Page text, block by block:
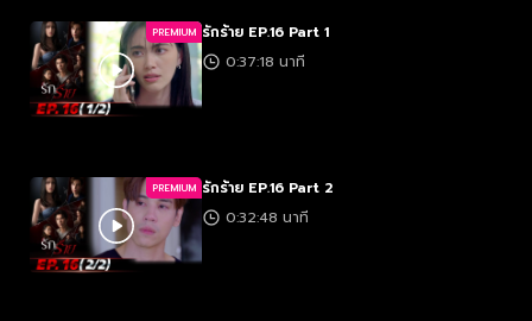
PREMIUM รักร้าย EP.16 Part 1
0:37:18 นาที
PREMIUM รักร้าย EP.16 Part 2
0:32:48 นาที